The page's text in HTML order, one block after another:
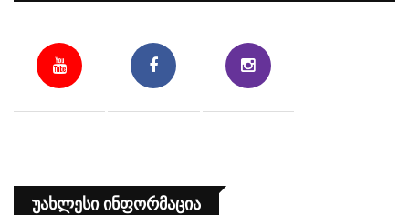
Უახლესი Ინფორმაცია